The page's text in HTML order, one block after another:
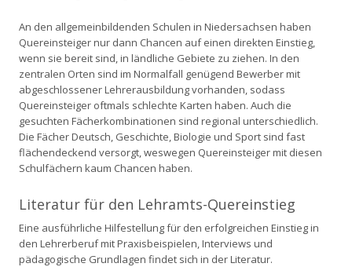
An den allgemeinbildenden Schulen in Niedersachsen haben
Quereinsteiger nur dann Chancen auf einen direkten Einstieg,
wenn sie bereit sind, in ländliche Gebiete zu ziehen. In den
zentralen Orten sind im Normalfall genügend Bewerber mit
abgeschlossener Lehrerausbildung vorhanden, sodass
Quereinsteiger oftmals schlechte Karten haben. Auch die
gesuchten Fächerkombinationen sind regional unterschiedlich.
Die Fächer Deutsch, Geschichte, Biologie und Sport sind fast
flächendeckend versorgt, weswegen Quereinsteiger mit diesen
Schulfächern kaum Chancen haben.
Literatur für den Lehramts-Quereinstieg
Eine ausführliche Hilfestellung für den erfolgreichen Einstieg in
den Lehrerberuf mit Praxisbeispielen, Interviews und
pädagogische Grundlagen findet sich in der Literatur.